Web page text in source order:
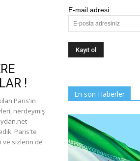
!
Paris'in
nerdeymiş
Paris'te
ve sizlerin de
E-mail adresi:
En son Haberler